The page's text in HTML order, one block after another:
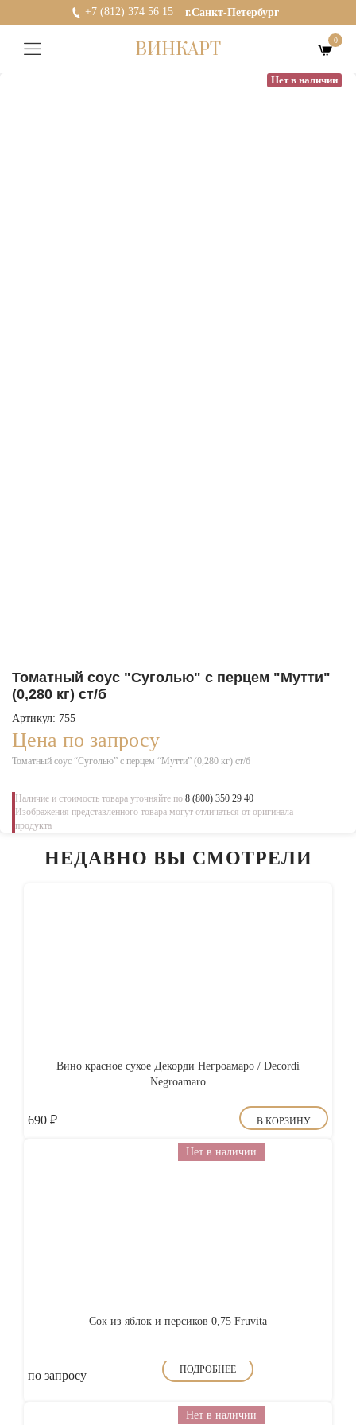
+7 (812) 374 56 15 г.Санкт-Петербург
ВИНКАРТ 0
Нет в наличии
Томатный соус "Суголью" с перцем "Мутти"
(0,280 кг) ст/б
Артикул: 755
Цена по запросу
Томатный соус “Суголью” с перцем “Мутти” (0,280 кг) ст/б
Наличие и стоимость товара уточняйте по 8 (800) 350 29 40
Изображения представленного товара могут отличаться от оригинала
продукта
НЕДАВНО ВЫ СМОТРЕЛИ
Вино красное сухое Декорди Негроамаро / Decordi
Negroamaro
690 ₽ В КОРЗИНУ
Нет в наличии
Сок из яблок и персиков 0,75 Fruvita
по запросу ПОДРОБНЕЕ
Нет в наличии